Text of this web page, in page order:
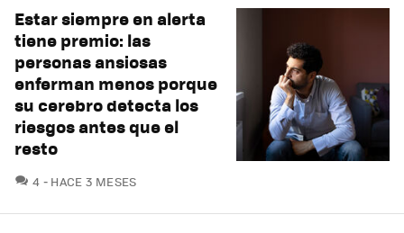
Estar siempre en alerta
tiene premio: las
personas ansiosas
enferman menos porque
su cerebro detecta los
riesgos antes que el
resto
4 COMENTARIOS
HACE 3 MESES